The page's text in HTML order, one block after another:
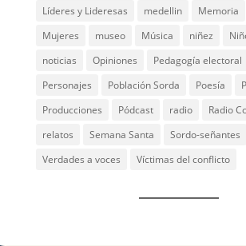
Líderes y Lideresas
medellin Memoria
Mujeres
museo Música niñez
noticias
Opiniones Pedagogía electoral
Personajes
Población Sorda Poesía
Producciones
Pódcast radio
Radio
relatos
Semana Santa
Sordo-señantes
Verdades a voces
Víctimas del conflicto